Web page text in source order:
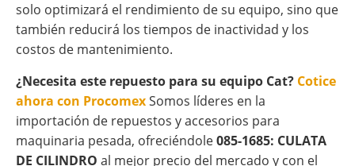
solo optimizará el rendimiento de su equipo, sino que
también reducirá los tiempos de inactividad y los
costos de mantenimiento.
¿Necesita este repuesto para su equipo Cat? Cotice
ahora con ProcomexSomos líderes en la
importación de repuestos y accesorios para
maquinaria pesada, ofreciéndole085-1685: CULATA
DE CILINDRO al mejor precio del mercado y con el